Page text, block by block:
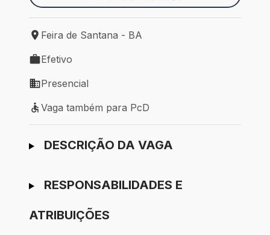
Local de trabalho: Feira de Santana - BA
Feira de Santana - BA
Tipo de vaga: Efetivo
Efetivo
Modelo de trabalho: Presencial
Presencial
Vaga também para PcD
Vaga também para PcD
Ir para candidatura
DESCRIÇÃO DA VAGA
RESPONSABILIDADES E
ATRIBUIÇÕES